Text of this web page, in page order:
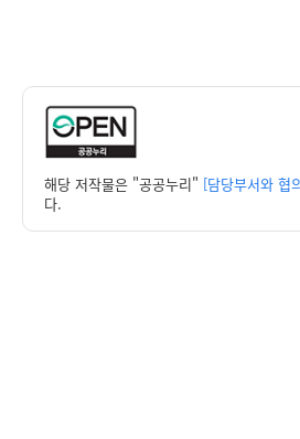
해당 저작물은 "공공누리" [담당부서와 협
다.